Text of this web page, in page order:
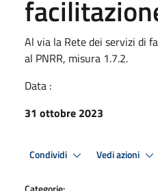
Al via la Rete dei servizi di
al PNRR, misura 1.7.2.
Data :
31 ottobre 2023
Condividi Vedi azioni